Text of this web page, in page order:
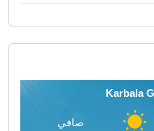
Karbala
صافي